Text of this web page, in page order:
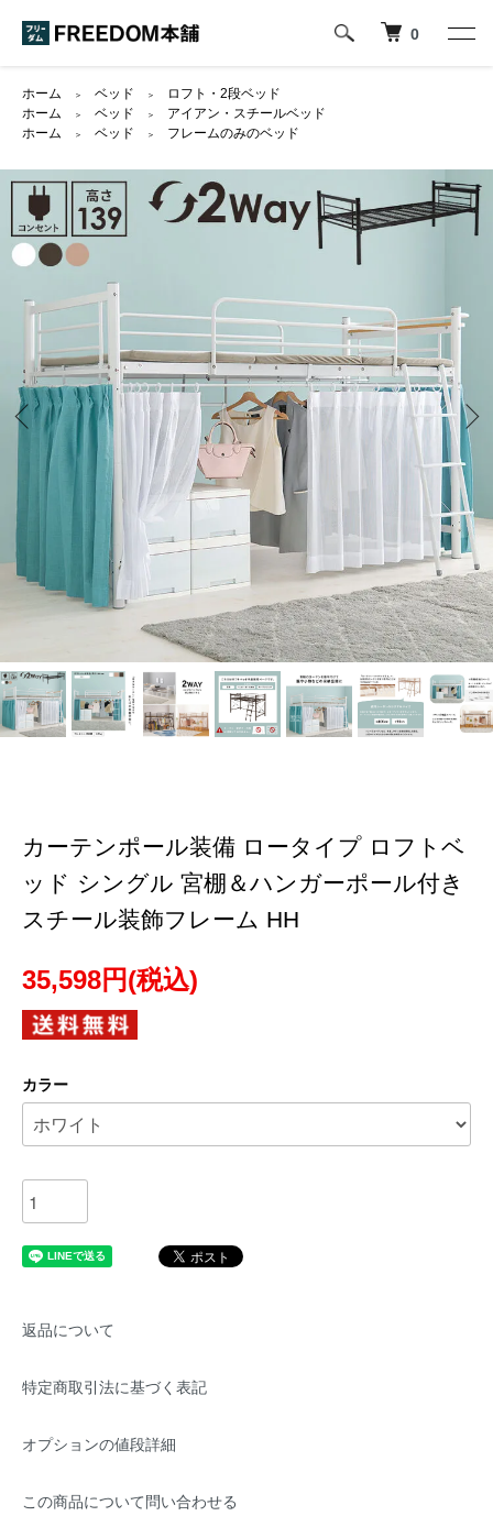
0
ホーム ＞ ベッド ＞
ロフト・2段ベッド
ホーム
＞ ベッド ＞
アイアン・スチールベッド
ホーム
＞ ベッド ＞ フレームのみのベッド
カーテンポール装備 ロータイプ ロフトベ
ッド シングル 宮棚＆ハンガーポール付き
スチール装飾フレーム HH
35,598円(税込)
カラー
返品について
特定商取引法に基づく表記
オプションの値段詳細
この商品について問い合わせる